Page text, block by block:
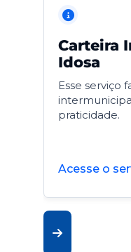
Carteira
Idosa
Esse serviço
praticidade.
Acesse o